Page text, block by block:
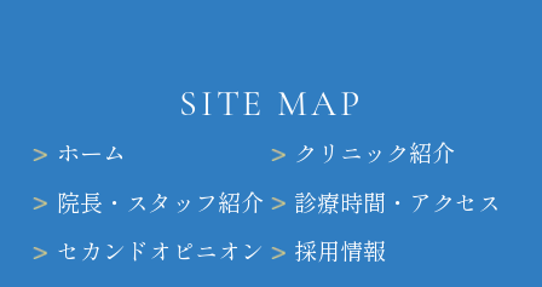
SITE MAP
ホーム クリニック紹介
院長・スタッフ紹介 診療時間・アクセス
セカンドオピニオン 採用情報